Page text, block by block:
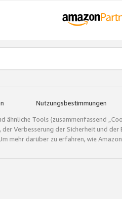
Nutzungsbestimmungen
ähnliche Tools (zusammenfassend
Verbesserung der Sicherheit und
mehr darüber zu erfahren, wie